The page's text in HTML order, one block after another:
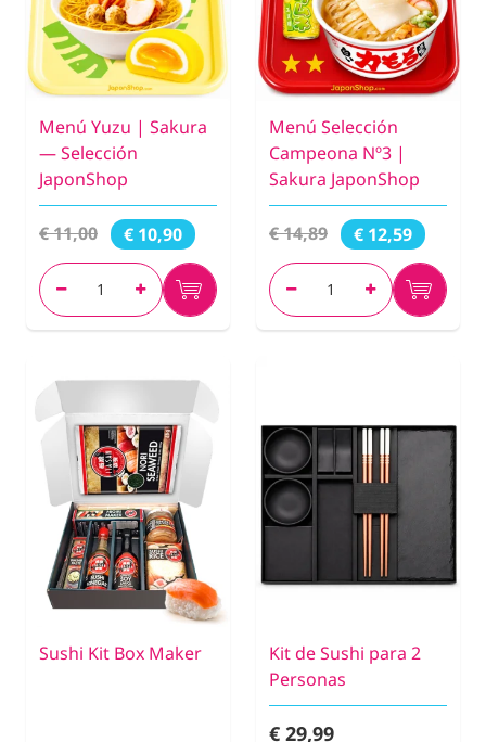
Menú Yuzu | Sakura
— Selección
JaponShop
€ 11,00 € 10,90
Menú Selección
Campeona Nº3 |
Sakura JaponShop
€ 14,89 € 12,59
Sushi Kit Box Maker
Kit de Sushi para 2
Personas
€ 29,99